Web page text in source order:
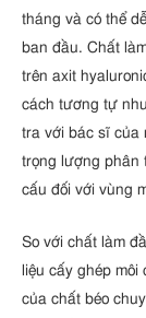
tháng và có thể
ban đầu. Chất
trên axit
cách tương tự
tra với bác sĩ của
trọng lượng phân
cấu đối với vùng
So với chất làm
liệu cấy ghép
của chất béo